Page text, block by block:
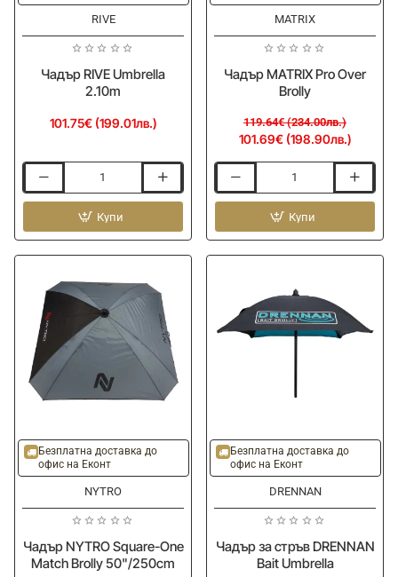
RIVE
Чадър RIVE Umbrella
2.10m
101.75€ (199.01лв.)
RIVE
2.10m
Купи
MATRIX
Чадър MATRIX Pro Over
Brolly
101.69€ (198.90лв.)
119.64€ (234.00лв.)
MATRIX
Over
Brolly
Купи
Безплатна доставка до
офис на Еконт
NYTRO
Чадър NYTRO Square-One
Match Brolly 50"/250cm
-20%
Безплатна доставка до
офис на Еконт
DRENNAN
Чадър за стръв DRENNAN
Bait Umbrella